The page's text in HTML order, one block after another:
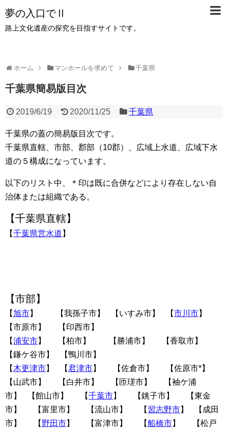
夢の入口でⅡ
路上文化遺産の探究を目指すサイトです。
ホーム マンホールを求めて 千葉県
千葉県簡易版目次
2019/6/19 2020/11/25 千葉県
千葉県の蓋の簡易版目次です。
千葉県直轄、市部、郡部（10郡）、広域上水道、広域下水
道の５構成になっています。
以下のリスト中、＊印は既に合併などにより存在しない自
治体または組織である。
【千葉県直轄】
【千葉県営水道 】
【市部】
【 旭市】 【我孫子市】 【いすみ市】 【市川市】
【市原市】 【印西市】
【浦安市】 【柏市】 【勝浦市】 【香取市】
【鎌ケ谷市】 【鴨川市】
【 木更津市】 【君津市】 【佐倉市】 【佐原市*】
【山武市】 【白井市】 【匝瑳市】 【袖ケ浦
市】 【館山市】 【千葉市】 【銚子市】 【東金
市】 【富里市】 【流山市】 【 習志野市】 【成田
市】 【 野田市】 【富津市】 【船橋市】 【松戸